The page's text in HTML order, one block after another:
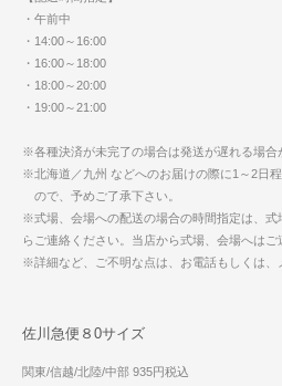
・午前中
・14:00～16:00
・16:00～18:00
・18:00～20:00
・19:00～21:00
※各種決済が未完了の場合は発送が遅れる場合
※北海道／九州 などへのお届けの際に1～2日
ので、予めご了承下さい。
※式場、会場への配送の場合の時間指定は、
らご連絡ください。当店から式場、会場へはご
※詳細など、ご不明な点は、お電話もしくは、
佐川急便８0サイズ
関東/信越/北陸/中部 935円税込